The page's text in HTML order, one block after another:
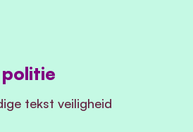
tekst veiligheid